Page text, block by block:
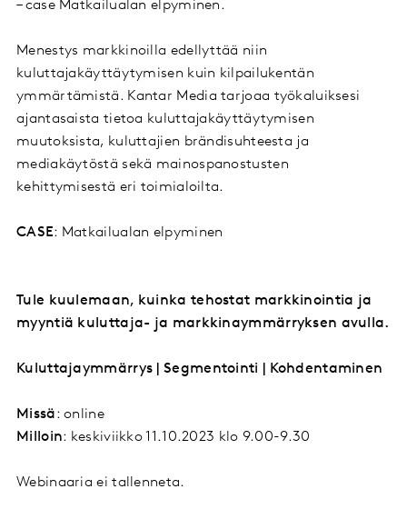
– case Matkailualan elpyminen.
Menestys markkinoilla edellyttää niin
kuluttajakäyttäytymisen kuin kilpailukentän
ymmärtämistä. Kantar Media tarjoaa työkaluiksesi
ajantasaista tietoa kuluttajakäyttäytymisen
muutoksista, kuluttajien brändisuhteesta ja
mediakäytöstä sekä mainospanostusten
kehittymisestä eri toimialoilta.
CASE: Matkailualan elpyminen
Tule kuulemaan, kuinka tehostat markkinointia ja
myyntiä kuluttaja- ja markkinaymmärryksen avulla.
Kuluttajaymmärrys | Segmentointi | Kohdentaminen
Missä: online
Milloin: keskiviikko 11.10.2023 klo 9.00-9.30
Webinaaria ei tallenneta.